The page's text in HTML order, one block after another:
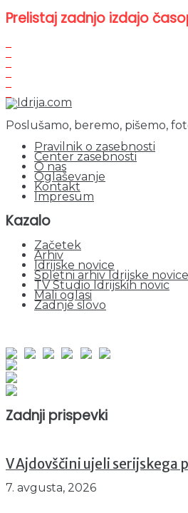
Prelistaj zadnjo izdajo
Poslušamo, beremo, pišemo,
Pravilnik o zasebnosti
Center zasebnosti
O nas
Oglaševanje
Kontakt
Impresum
Kazalo
Začetek
Arhiv
Idrijske novice
Spletni arhiv Idrijske novice
TV Studio Idrijskih novic
Mali oglasi
Zadnje slovo
Zadnji prispevki
V Ajdovščini ujeli serijskega
7. avgusta, 2026